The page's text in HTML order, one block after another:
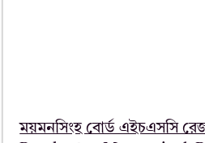
ময়মনসিংহ বোর্ড এইচএসসি